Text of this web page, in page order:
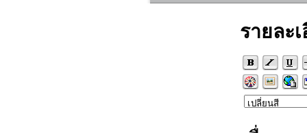
รายละ